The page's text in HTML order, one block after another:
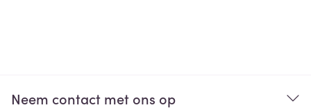
Neem contact met ons op